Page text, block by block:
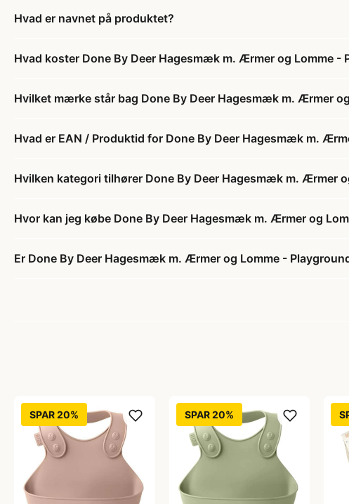
Hvad er navnet på produktet?
Hvad koster Done By Deer Hagesmæk m. Ærmer og Lomme -
Hvilket mærke står bag Done By Deer Hagesmæk m. Ærmer
Hvad er EAN / Produktid for Done By Deer Hagesmæk m.
Hvilken kategori tilhører Done By Deer Hagesmæk m. Ærmer
Hvor kan jeg købe Done By Deer Hagesmæk m. Ærmer og
Er Done By Deer Hagesmæk m. Ærmer og Lomme -
SPAR 20% SPAR 20%